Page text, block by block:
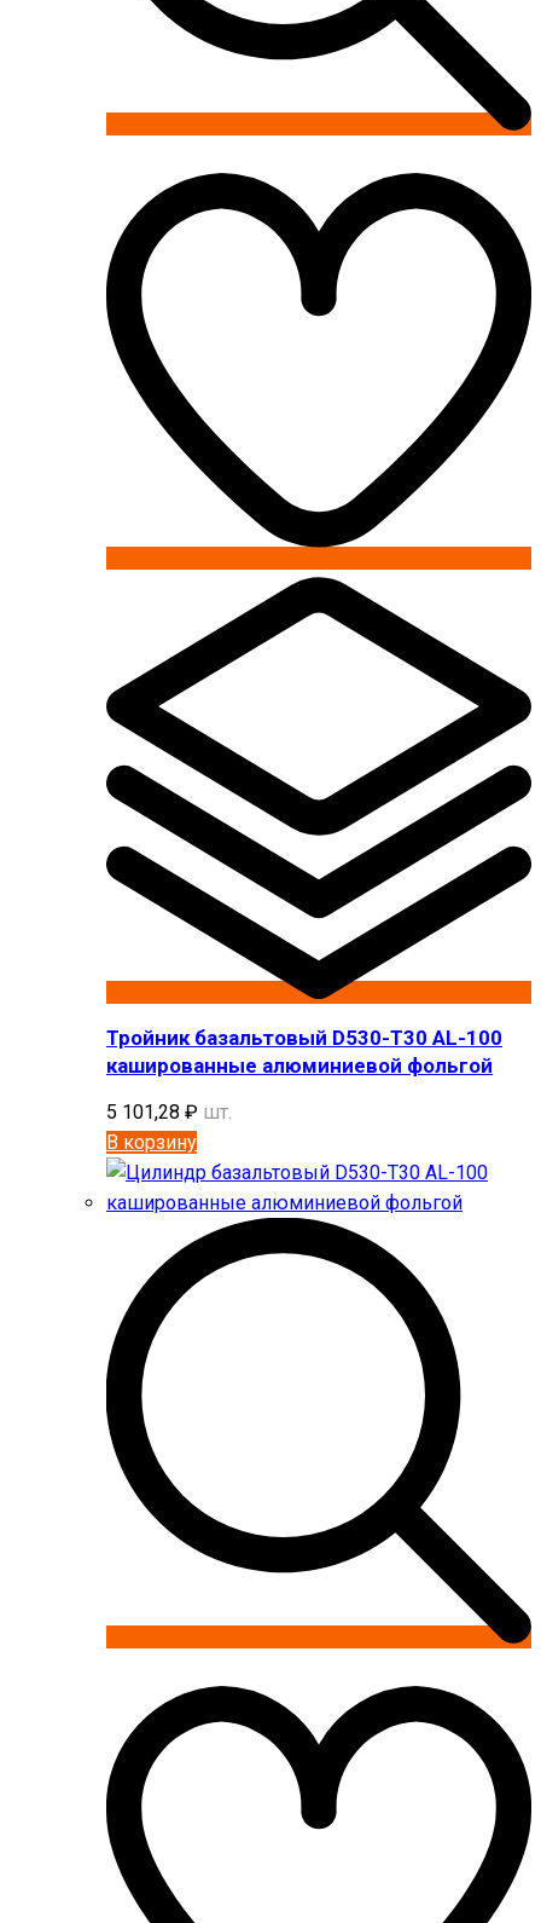
Тройник базальтовый D530-T30 AL-100
кашированные алюминиевой фольгой
5 101,28 ₽ шт.
В корзину